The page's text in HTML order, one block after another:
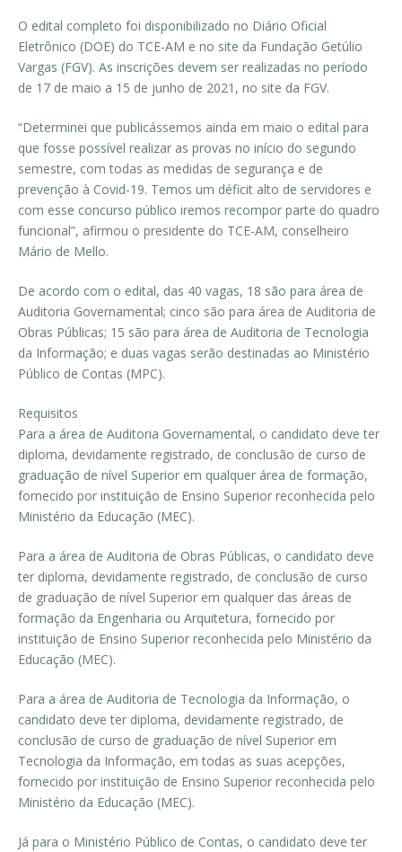
O edital completo foi disponibilizado no Diário Oficial
Eletrônico (DOE) do TCE-AM e no site da Fundação Getúlio
Vargas (FGV). As inscrições devem ser realizadas no período
de 17 de maio a 15 de junho de 2021, no site da FGV.
“Determinei que publicássemos ainda em maio o edital para
que fosse possível realizar as provas no início do segundo
semestre, com todas as medidas de segurança e de
prevenção à Covid-19. Temos um déficit alto de servidores e
com esse concurso público iremos recompor parte do quadro
funcional”, afirmou o presidente do TCE-AM, conselheiro
Mário de Mello.
De acordo com o edital, das 40 vagas, 18 são para área de
Auditoria Governamental; cinco são para área de Auditoria de
Obras Públicas; 15 são para área de Auditoria de Tecnologia
da Informação; e duas vagas serão destinadas ao Ministério
Público de Contas (MPC).
Requisitos
Para a área de Auditoria Governamental, o candidato deve ter
diploma, devidamente registrado, de conclusão de curso de
graduação de nível Superior em qualquer área de formação,
fornecido por instituição de Ensino Superior reconhecida pelo
Ministério da Educação (MEC).
Para a área de Auditoria de Obras Públicas, o candidato deve
ter diploma, devidamente registrado, de conclusão de curso
de graduação de nível Superior em qualquer das áreas de
formação da Engenharia ou Arquitetura, fornecido por
instituição de Ensino Superior reconhecida pelo Ministério da
Educação (MEC).
Para a área de Auditoria de Tecnologia da Informação, o
candidato deve ter diploma, devidamente registrado, de
conclusão de curso de graduação de nível Superior em
Tecnologia da Informação, em todas as suas acepções,
fornecido por instituição de Ensino Superior reconhecida pelo
Ministério da Educação (MEC).
Já para o Ministério Público de Contas, o candidato deve ter